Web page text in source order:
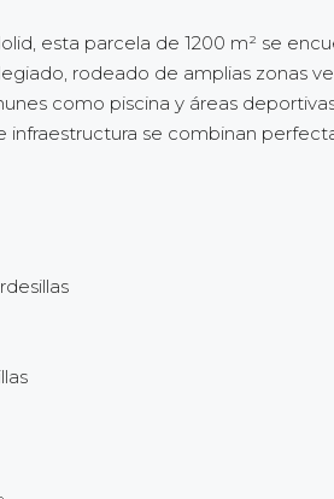
esta parcela de 1200 m² se
rodeado de amplias zonas
como piscina y áreas
infraestructura se combinan